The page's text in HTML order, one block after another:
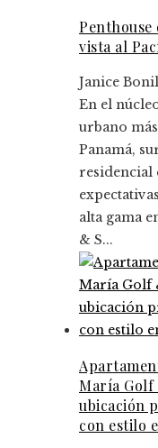
Penthouse
vista al
Janice
En el
urbano
Panamá,
residencial
alta gama
& S...
María
ubicación
con estilo